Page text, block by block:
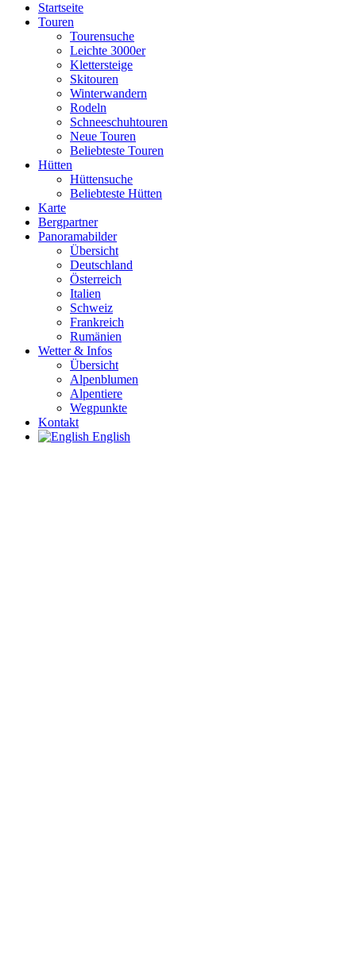
Startseite
Touren
Tourensuche
Leichte 3000er
Klettersteige
Skitouren
Winterwandern
Rodeln
Schneeschuhtouren
Neue Touren
Beliebteste Touren
Hütten
Hüttensuche
Beliebteste Hütten
Karte
Bergpartner
Panoramabilder
Übersicht
Deutschland
Österreich
Italien
Schweiz
Frankreich
Rumänien
Wetter & Infos
Übersicht
Alpenblumen
Alpentiere
Wegpunkte
Kontakt
English